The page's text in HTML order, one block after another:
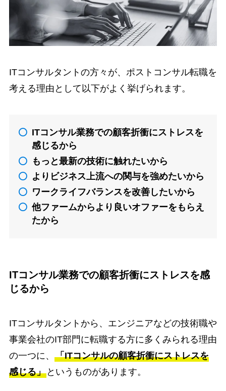
ITコンサルタントの方々が、ポストコンサル転職を
考える理由として以下がよく挙げられます。
ITコンサル業務での顧客折衝にストレスを
感じるから
もっと最新の技術に触れたいから
よりビジネス上流への関与を強めたいから
ワークライフバランスを改善したいから
他ファームからより良いオファーをもらえ
たから
ITコンサル業務での顧客折衝にストレスを感
じるから
ITコンサルタントから、エンジニアなどの技術職や
事業会社のIT部門に転職する方に多くみられる理由
の一つに、 「ITコンサルの顧客折衝にストレスを
感じる」というものがあります。